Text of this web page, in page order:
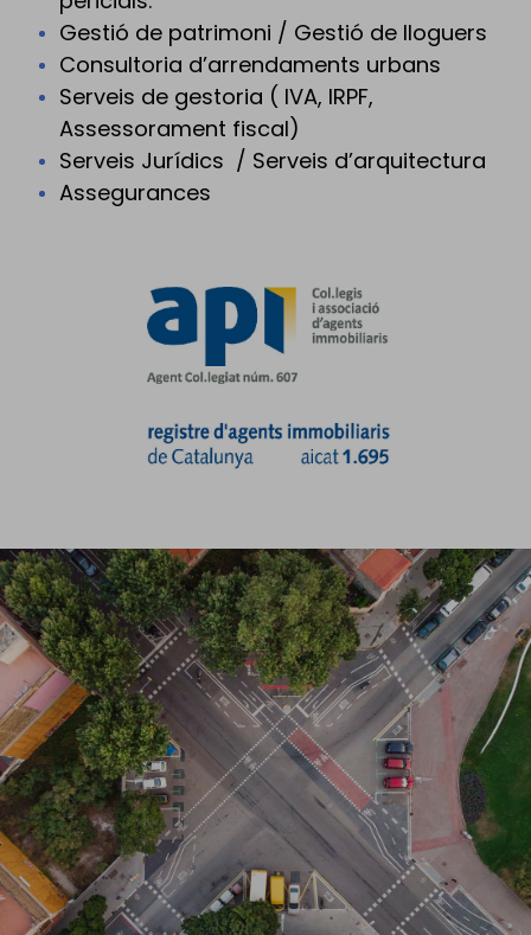
Gestió de patrimoni / Gestió de lloguers
Consultoria d’arrendaments urbans
Serveis de gestoria ( IVA, IRPF,
Assessorament fiscal)
Serveis Jurídics / Serveis d’arquitectura
Assegurances